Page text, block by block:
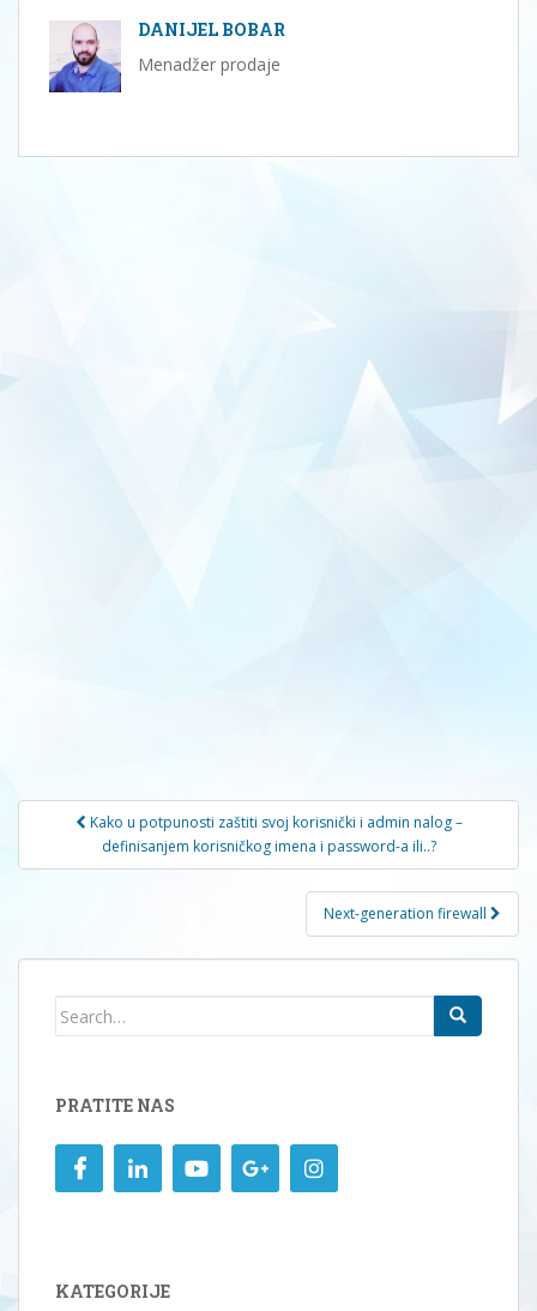
DANIJEL BOBAR
Menadžer prodaje
Navigacija
članaka
Kako u potpunosti zaštiti svoj korisnički i admin nalog –
definisanjem korisničkog imena i password-a ili..?
Next-generation firewall
Search
PRATITE NAS
KATEGORIJE